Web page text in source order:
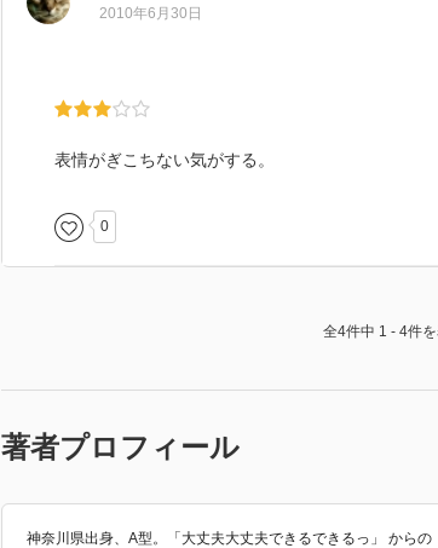
2010年6月30日
表情がぎこちない気がする。
0
全4件中 1 - 4件
著者プロフィール
神奈川県出身、A型。「大丈夫大丈夫できるできるっ」 から